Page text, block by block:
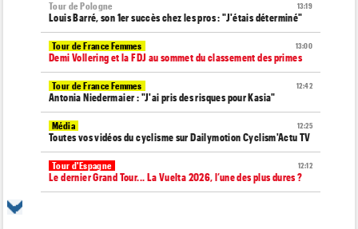
13:19
Tour de Pologne
Louis Barré, son 1er succès chez les pros : "J'étais déterminé"
13:00
Tour de France Femmes
Demi Vollering et la FDJ au sommet du classement des primes
12:42
Tour de France Femmes
Antonia Niedermaier : "J'ai pris des risques pour Kasia"
12:25
Média
Toutes vos vidéos du cyclisme sur Dailymotion Cyclism'Actu TV
12:12
Tour d'Espagne
Le dernier Grand Tour... La Vuelta 2026, l’une des plus dures ?